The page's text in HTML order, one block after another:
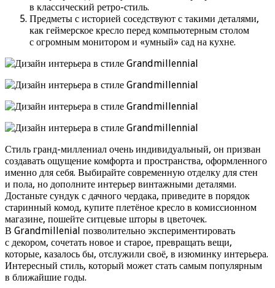
в классический ретро-стиль.
Предметы с историей соседствуют с такими деталями,
как геймерское кресло перед компьютерным столом
с огромным монитором и «умный» сад на кухне.
Стиль гранд-миллениал очень индивидуальный, он призван
создавать ощущение комфорта и пространства, оформленного
именно для себя. Выбирайте современную отделку для стен
и пола, но дополните интерьер винтажными деталями.
Достаньте сундук с дачного чердака, приведите в порядок
старинный комод, купите плетёное кресло в комиссионном
магазине, пошейте ситцевые шторы в цветочек.
В Grandmillenial позволительно экспериментировать
с декором, сочетать новое и старое, превращать вещи,
которые, казалось бы, отслужили своё, в изюминку интерьера.
Интересный стиль, который может стать самым популярным
в ближайшие годы.